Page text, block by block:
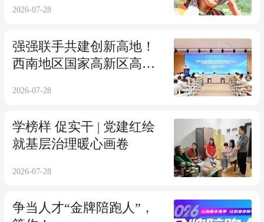
2026-07-28
强强联手共建创新高地！
西南地区国家高新区高质
新区
2026-07-28
学榜样 促实干 | 党建红绘
就基层治理暖心画卷
2026-07-28
争当人才“金牌陪跑人”，